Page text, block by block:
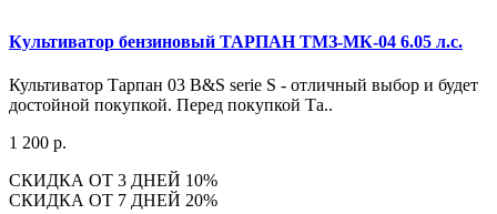
Культиватор бензиновый ТАРПАН ТМЗ-МК-04 6.05 л.с.
Культиватор Тарпан 03 B&S serie S - отличный выбор и будет
достойной покупкой. Перед покупкой Та..
1 200 р.
СКИДКА ОТ 3 ДНЕЙ 10%
СКИДКА ОТ 7 ДНЕЙ 20%